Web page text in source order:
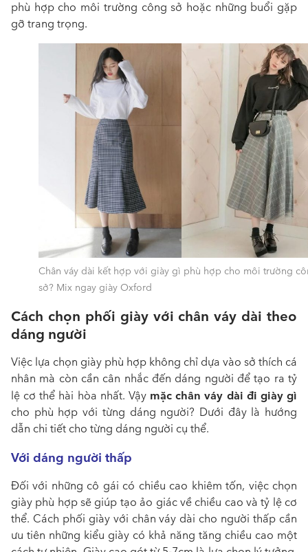
phù hợp cho môi trường công sở hoặc những buổi gặp
gỡ trang trọng.
Chân váy dài kết hợp với giày gì phù hợp cho môi trường
sở? Mix ngay giày Oxford
Cách chọn phối giày với chân váy dài theo
dáng người
Việc lựa chọn giày phù hợp không chỉ dựa vào sở thích cá
nhân mà còn cần cân nhắc đến dáng người để tạo ra tỷ
lệ cơ thể hài hòa nhất. Vậy mặc chân váy dài đi giày gì
cho phù hợp với từng dáng người? Dưới đây là hướng
dẫn chi tiết cho từng dáng người cụ thể.
Với dáng người thấp
Đối với những cô gái có chiều cao khiêm tốn, việc chọn
giày phù hợp sẽ giúp tạo ảo giác về chiều cao và tỷ lệ cơ
thể. Cách phối giày với chân váy dài cho người thấp cần
ưu tiên những kiểu giày có khả năng tăng chiều cao một